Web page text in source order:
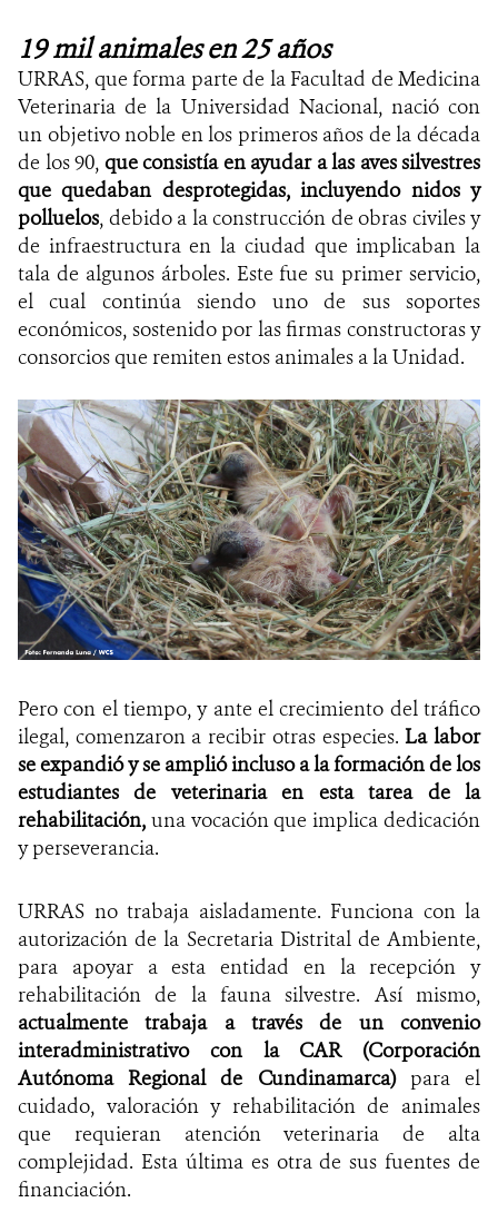
19 mil animales en 25 años
URRAS, que forma parte de la Facultad de Medicina
Veterinaria de la Universidad Nacional, nació con
un objetivo noble en los primeros años de la década
de los 90, que consistía en ayudar a las aves silvestres
que quedaban desprotegidas, incluyendo nidos y
polluelos, debido a la construcción de obras civiles y
de infraestructura en la ciudad que implicaban la
tala de algunos árboles. Este fue su primer servicio,
el cual continúa siendo uno de sus soportes
económicos, sostenido por las firmas constructoras y
consorcios que remiten estos animales a la Unidad.
Pero con el tiempo, y ante el crecimiento del tráfico
ilegal, comenzaron a recibir otras especies.La labor
se expandió y se amplió incluso a la formación de los
estudiantes de veterinaria en esta tarea de la
rehabilitación, una vocación que implica dedicación
y perseverancia.
URRAS no trabaja aisladamente. Funciona con la
autorización de la Secretaria Distrital de Ambiente,
para apoyar a esta entidad en la recepción y
rehabilitación de la fauna silvestre. Así mismo,
actualmente trabaja a través de un convenio
interadministrativo con la CAR (Corporación
Autónoma Regional de Cundinamarca)para el
cuidado, valoración y rehabilitación de animales
que requieran atención veterinaria de alta
complejidad. Esta última es otra de sus fuentes de
financiación.